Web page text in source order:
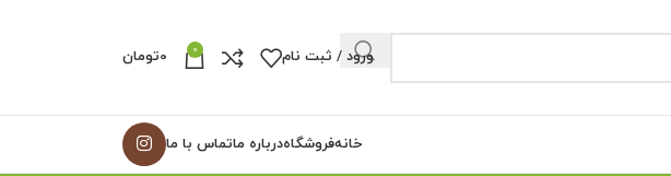
ورود / ثبت نام 0
0تومان
خانهفروشگاهدرباره ماتماس با ما